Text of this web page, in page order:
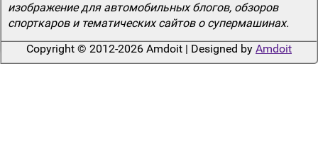
изображение для автомобильных блогов, обзоров
спорткаров и тематических сайтов о супермашинах.
Copyright © 2012-2026 Amdoit | Designed by Amdoit